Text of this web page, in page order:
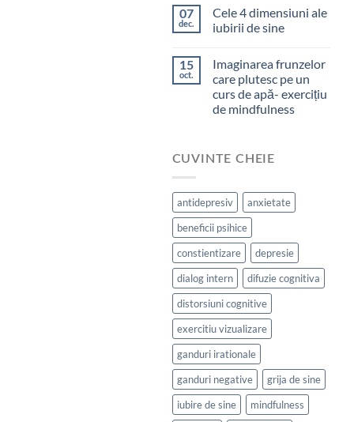
07
dec.
Cele 4 dimensiuni ale
iubirii de sine
15
oct.
Imaginarea frunzelor
care plutesc pe un
curs de apă- exercițiu
de mindfulness
CUVINTE CHEIE
antidepresiv
anxietate
beneficii psihice
constientizare
depresie
dialog intern
difuzie cognitiva
distorsiuni cognitive
exercitiu vizualizare
ganduri irationale
ganduri negative
grija de sine
iubire de sine
mindfulness